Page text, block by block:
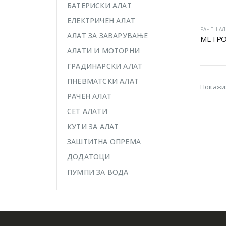
РАЧЕН
Покажи:
БАТЕРИСКИ АЛАТ
ЕЛЕКТРИЧЕН АЛАТ
АЛАТ ЗА ЗАВАРУВАЊЕ
АЛАТИ И МОТОРНИ
ГРАДИНАРСКИ АЛАТ
ПНЕВМАТСКИ АЛАТ
РАЧЕН АЛАТ
СЕТ АЛАТИ
КУТИ ЗА АЛАТ
ЗАШТИТНА ОПРЕМА
ДОДАТОЦИ
ПУМПИ ЗА ВОДА